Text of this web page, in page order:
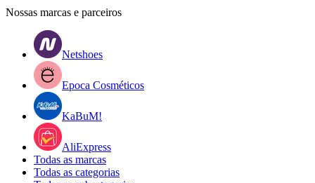
Nossas marcas e parceiros
Netshoes
Epoca Cosméticos
KaBuM!
AliExpress
Todas as marcas
Todas as categorias